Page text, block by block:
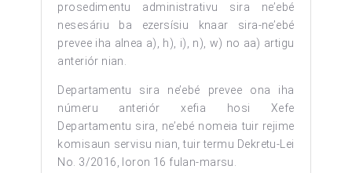
prosedimentu administrativu sira ne’ebé
nesesáriu ba ezersísiu knaar sira-ne’ebé
prevee iha alnea a), h), i), n), w) no aa) artigu
anteriór nian.
Departamentu sira ne’ebé prevee ona iha
númeru anteriór xefia hosi Xefe
Departamentu sira, ne’ebé nomeia tuir rejime
komisaun servisu nian, tuir termu Dekretu-Lei
No. 3/2016, loron 16 fulan-marsu.